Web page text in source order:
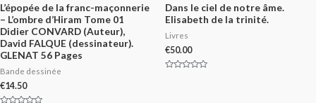
L’épopée de la franc-maçonnerie
– L’ombre d’Hiram Tome 01
Didier CONVARD (Auteur),
David FALQUE (dessinateur).
GLENAT 56 Pages
Bande dessinée
€14.50
Dans le ciel de notre âme.
Elisabeth de la trinité.
Livres
€50.00